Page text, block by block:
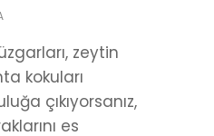
zeytin
kokuları
çıkıyorsanız,
es